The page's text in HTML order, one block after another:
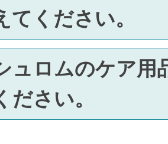
てください。
ュロムのケア用
ださい。